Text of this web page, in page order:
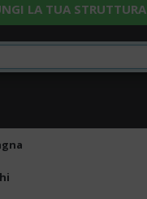
LA TUA STRUTTURA